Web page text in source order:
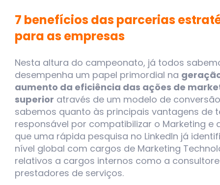
7 benefícios das parcerias
para as empresas
Nesta altura do campeonato, já todos
desempenha um papel primordial na
aumento da eficiência das ações de
superior através de um modelo de
sabemos quanto às principais vantagens de
responsável por compatibilizar o Marketing e
que uma rápida pesquisa no LinkedIn já
nível global com cargos de Marketing
relativos a cargos internos como a
prestadores de serviços.